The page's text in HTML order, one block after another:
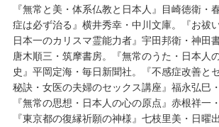
『無常と美・体系仏教と日本人』目崎徳衛・
症は必ず治る』横井秀幸・中川文庫。『お祓
日本一のカリスマ霊能力者』宇田邦衛・神田
唐木順三・筑摩書房。『無常のうた・日本人
史』平岡定海・毎日新聞社。『不感症改善と
秘訣・女医の夫婦のセックス講座』福永弘巳
『無常の思想・日本人の心の原点』赤根祥一
『東京都の復縁祈願の神様』七枝里美・日曜